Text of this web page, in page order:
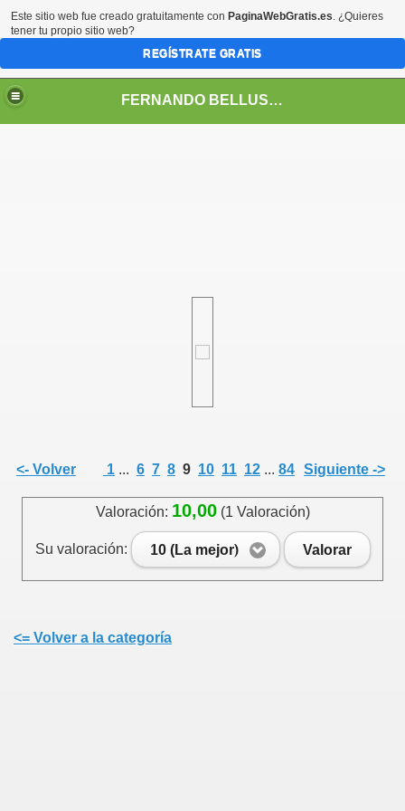
FERNANDO BELLUSCHI
<- Volver 1 ... 6 7 8 9 10 11 12 ... 84 Siguiente ->
Valoración: 10,00(1 Valoración)
Su valoración: 10 (La mejor) Valorar
<= Volver a la categoría
Este sitio web fue creado gratuitamente con PaginaWebGratis.es. ¿Quieres
tener tu propio sitio web?
REGÍSTRATE GRATIS